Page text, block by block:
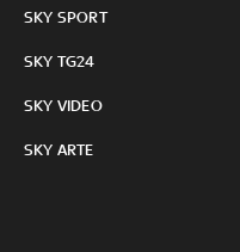
SKY SPORT
SKY TG24
SKY VIDEO
SKY ARTE